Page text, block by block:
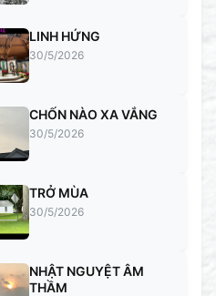
LINH HỨNG
30/5/2026
CHỐN NÀO XA VẮNG
30/5/2026
TRỞ MÙA
30/5/2026
NHẬT NGUYỆT ÂM
THẦM